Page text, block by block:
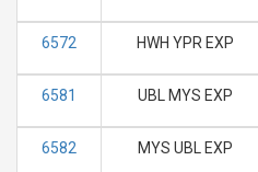
6572 HWH YPR EXP
6581 UBL MYS EXP
6582 MYS UBL EXP